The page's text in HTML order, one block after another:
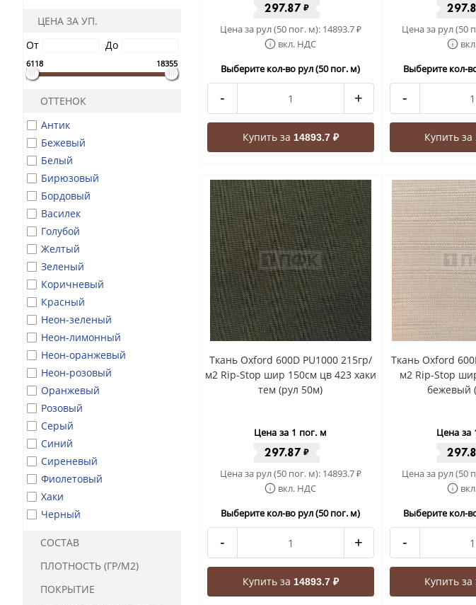
ЦЕНА ЗА УП.
От
До
6118 18355
ОТТЕНОК
Антик
Бежевый
Белый
Бирюзовый
Бордовый
Василек
Голубой
Желтый
Зеленый
Коричневый
Красный
Неон-зеленый
Неон-лимонный
Неон-оранжевый
Неон-розовый
Оранжевый
Розовый
Серый
Синий
Сиреневый
Фиолетовый
Хаки
Черный
СОСТАВ
ПЛОТНОСТЬ (ГР/М2)
ПОКРЫТИЕ
297.87₽
Цена за рул (50 пог. м): 14893.7₽
вкл. НДС
Выберите кол-во рул (50 пог. м)
- +
Купить за 14893.7 ₽
Цена за рул (50
Выберите кол-
-
Купить за
Ткань Oxford 600D PU1000 215гр/
м2 Rip-Stop шир 150см цв 423 хаки
тем (рул 50м)
Цена за 1 пог. м
297.87₽
Цена за рул (50 пог. м): 14893.7₽
вкл. НДС
Выберите кол-во рул (50 пог. м)
- +
Купить за 14893.7 ₽
Ткань Oxford
м2 Rip-Stop
бежевый
Цена за
Цена за рул (50
Выберите кол-
-
Купить за